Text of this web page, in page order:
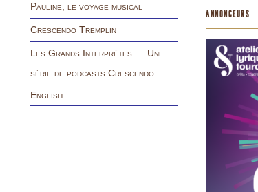
Pauline, le voyage musical
Crescendo Tremplin
Les Grands Interprètes — Une
série de podcasts Crescendo
English
ANNONCEURS